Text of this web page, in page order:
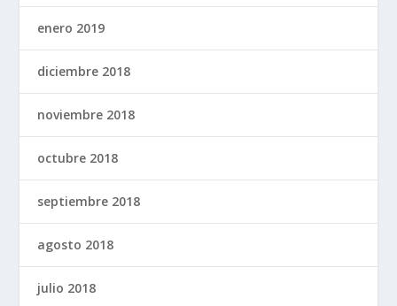
enero 2019
diciembre 2018
noviembre 2018
octubre 2018
septiembre 2018
agosto 2018
julio 2018